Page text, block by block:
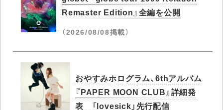
Remaster Edition』全編を公開
（2026/08/08掲載）
おやすみホログラム、6thアルバム
『PAPER MOON CLUB』詳細発
表 「lovesick」先行配信